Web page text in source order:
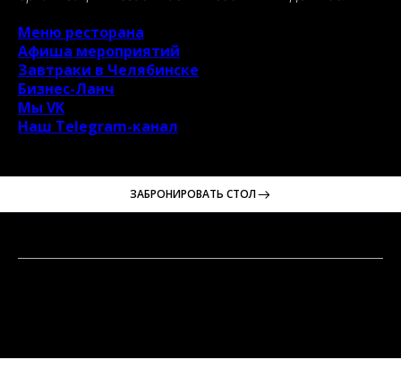
Меню ресторана
Афиша мероприятий
Завтраки в Челябинске
Бизнес-Ланч
Мы VK
Наш Telegram-канал
ЗАБРОНИРОВАТЬ СТОЛ